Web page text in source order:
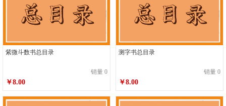
紫微斗数书总目录
销量 0
￥8.00
测字书总目录
销量 0
￥8.00